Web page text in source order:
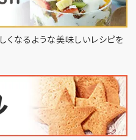
くなるような美味しいレシピを